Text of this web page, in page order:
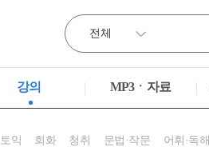
강의 MP3ㆍ자료
토익 회화 청취 문법·작문 어휘·독해